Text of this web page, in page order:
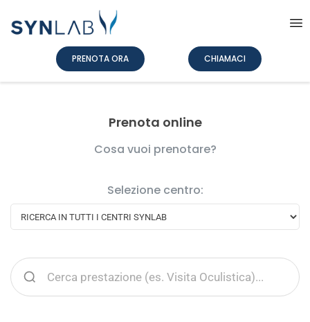
PRENOTA ORA CHIAMACI
Prenota online
Cosa vuoi prenotare?
Selezione centro: